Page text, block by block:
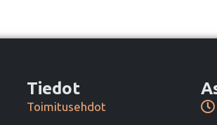
Tiedot
Toimitusehdot